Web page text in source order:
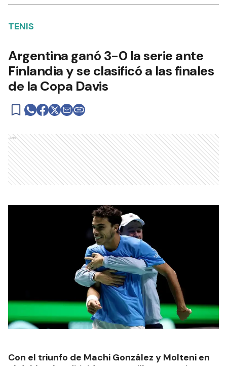
TENIS
Argentina ganó 3-0 la serie ante
Finlandia y se clasificó a las finales
de la Copa Davis
Ads
Con el triunfo de Machi González y Molteni en